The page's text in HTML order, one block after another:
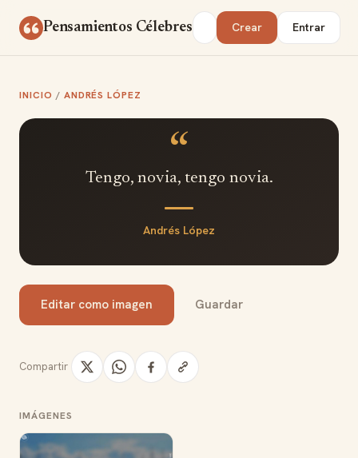
Pensamientos Célebres Buscar Crear Entrar
INICIO / ANDRÉS LÓPEZ
“
Tengo, novia, tengo novia.
Andrés López
Editar como imagen Guardar
Compartir
IMÁGENES